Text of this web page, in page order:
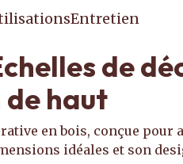
Entretien
de
de haut
en bois, conçue
idéales et son